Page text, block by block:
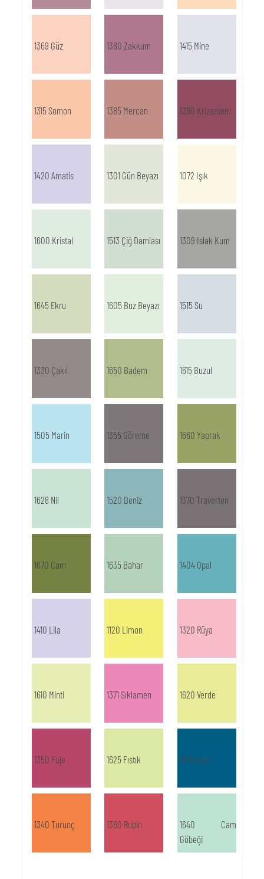
1369 Güz 1380 Zakkum 1415 Mine
1315 Somon 1385 Mercan 1390 Krizantem
1420 Amatis 1301 Gün Beyazı 1072 Işık
1600 Kristal 1513 Çiğ Damlası 1309 Islak Kum
1645 Ekru 1605 Buz Beyazı 1515 Su
1330 Çakıl 1650 Badem 1615 Buzul
1505 Marin 1355 Göreme 1660 Yaprak
1628 Nil 1520 Deniz 1370 Traverten
1670 Cam 1635 Bahar 1404 Opal
1410 Lila 1120 Limon 1320 Rüya
1610 Minti 1371 Sıklamen 1620 Verde
1350 Fuje 1625 Fıstık 1575 Azur
1340 Turunç 1360 Rubin
1640 Cam
Göbeği